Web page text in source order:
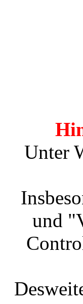
Unter
und